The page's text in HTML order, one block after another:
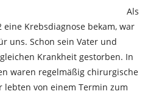
Als
eine Krebsdiagnose bekam, war
uns. Schon sein Vater und
Krankheit gestorben. In
waren regelmäßig chirurgische
von einem Termin zum